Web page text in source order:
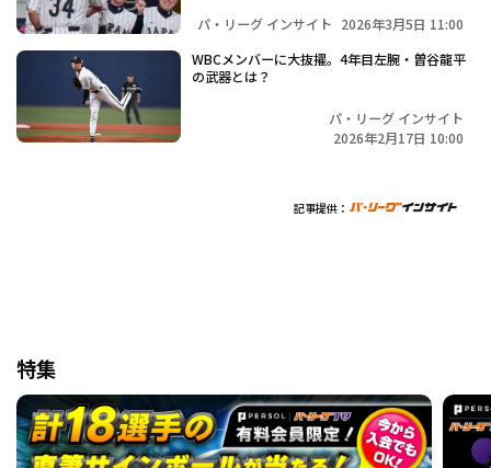
パ・リーグ インサイト 2026年3月5日 11:00
WBCメンバーに大抜擢。4年目左腕・曽谷龍平
の武器とは？
パ・リーグ インサイト
2026年2月17日 10:00
記事提供：
特集